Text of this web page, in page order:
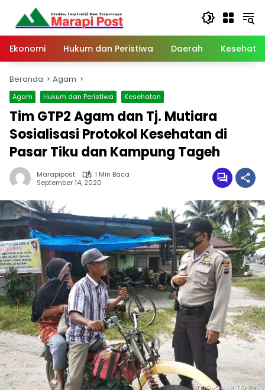
Langsung
konten
Ekonomi
Hukum dan Peristiwa Daerah
Beranda Agam
Agam Hukum dan Peristiwa Kesehatan
Tim GTP2 Agam dan Tj. Mutiara
Sosialisasi Protokol Kesehatan di
Pasar Tiku dan Kampung Tageh
Marapipost
1 Min Baca
September 14, 2020